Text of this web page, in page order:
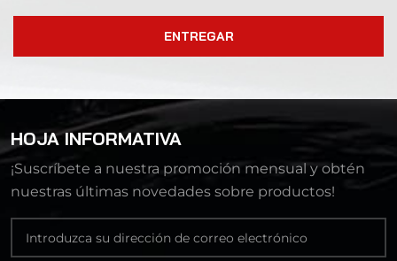
ENTREGAR
HOJA INFORMATIVA
¡Suscríbete a nuestra promoción mensual y obtén
nuestras últimas novedades sobre productos!